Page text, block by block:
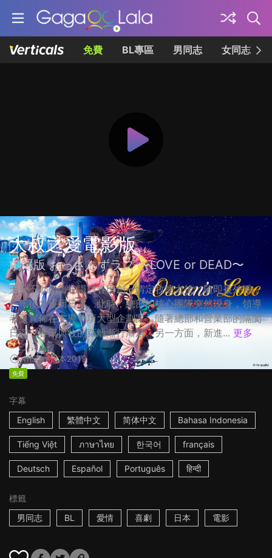
免費 BL專區 男同志 女同志
大叔之愛電影版
劇場版 おっさんずラブ 〜LOVE or DEAD〜
天空不動產魯蛇職員春田創一情定牧凌太後，隨即被外派，
一年後才重回日本。此時，總部的核心團隊突然現身，領導
者更宣佈在主導一項大型企劃案，隨著總部和營業部的隔閡
日深，春田與牧的距離漸行漸遠。另一方面，新進... 更多
1h53m日本2019
免費
字幕
English
繁體中文 简体中文 Bahasa Indonesia
Tiếng Việt ภาษาไทย 한국어 français
Deutsch Español Português हिन्दी
標籤
男同志
BL 愛情 喜劇 日本 電影